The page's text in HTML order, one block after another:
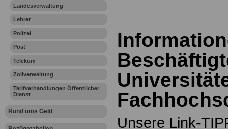
Landesverwaltung
Lehrer
Polizei
Post
Telekom
Zollverwaltung
Tarifverhandlungen Öffentlicher
Dienst
Rund ums Geld
Unsere Link-